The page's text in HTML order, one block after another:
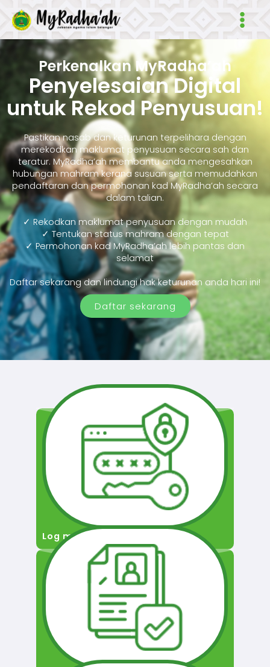
Main
Perkenalkan MyRadha’ah
Penyelesaian Digital
untuk Rekod Penyusuan!
Pastikan nasab dan keturunan terpelihara dengan
merekodkan maklumat penyusuan secara sah dan
teratur. MyRadha’ah membantu anda mengesahkan
hubungan mahram kerana susuan serta memudahkan
pendaftaran dan permohonan kad MyRadha’ah secara
dalam talian.
✓ Rekodkan maklumat penyusuan dengan mudah
✓ Tentukan status mahram dengan tepat
✓ Permohonan kad MyRadha’ah lebih pantas dan
selamat
Daftar sekarang dan lindungi hak keturunan anda hari ini!
Daftar sekarang
Log masuk